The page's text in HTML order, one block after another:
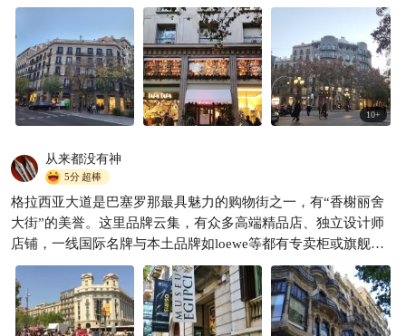
10+
从来都没有神
5分超棒
格拉西亚大道是巴塞罗那最具魅力的购物街之一，有“香榭丽舍
大街”的美誉。这里品牌云集，有众多高端精品店、独立设计师
店铺，一线国际名牌与本土品牌如loewe等都有专卖柜或旗舰
店，适合购物。餐饮选择丰富，从米其林餐厅到街头小食，各类
美食应有尽有。建筑风格多样，从现代主义到古典风格都有，像
米拉之家、巴特略之家等建筑值得驻足欣赏，还有装饰华美的长
凳和街灯增添艺术气氛。街道宽敞，绿树成荫，全年全天开放，